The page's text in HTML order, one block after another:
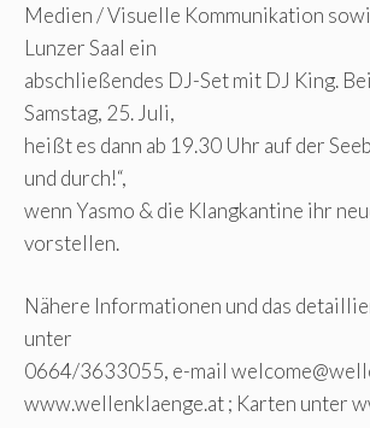
Medien / Visuelle Kommunikation
Lunzer Saal ein
abschließendes DJ-Set mit DJ King.
Samstag, 25. Juli,
heißt es dann ab 19.30 Uhr auf der
und durch!“,
wenn Yasmo & die Klangkantine ihr
vorstellen.
Nähere Informationen und das
unter
0664/3633055, e-mail
www.wellenklaenge.at ; Karten unter